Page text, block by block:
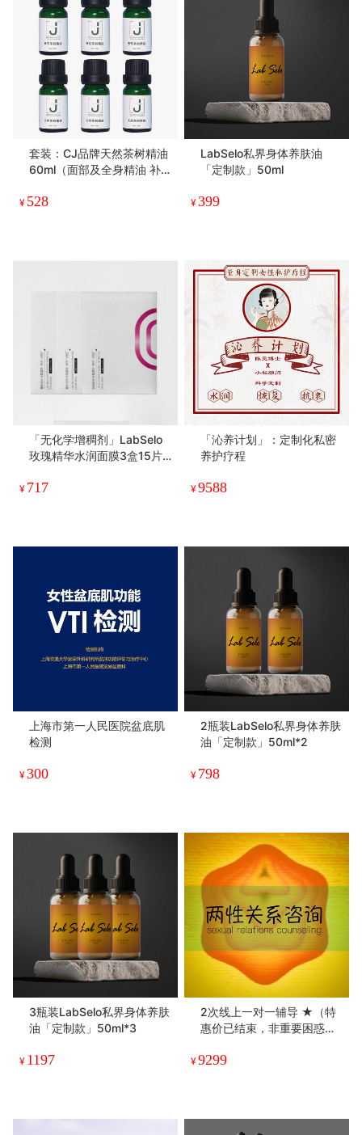
套装：CJ品牌天然茶树精油
60ml（面部及全身精油 补
¥ 528
LabSelo私界身体养肤油
「定制款」50ml
¥399
「无化学增稠剂」LabSelo
玫瑰精华水润面膜3盒15片
¥ 717
「沁养计划」：定制化私密
养护疗程
¥9588
上海市第一人民医院盆底肌
检测
¥300
2瓶装LabSelo私界身体养肤
油「定制款」50ml*2
¥ 798
3瓶装LabSelo私界身体养肤
油「定制款」50ml*3
¥ 1197
2次线上一对一辅导 ★（特
惠价已结束，非重要困惑和
估当下不适合咨询将及时中
¥9299